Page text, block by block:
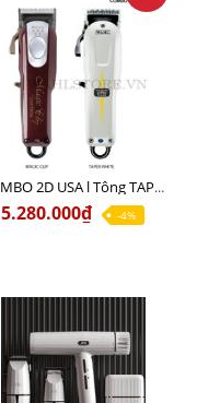
COMBO 2D USA l Tông TAPER WHITE + Tông MAGIC CLIP
5.280.000₫ -4%